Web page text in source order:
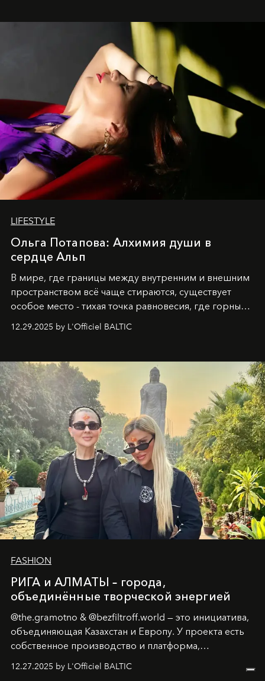
LIFESTYLE
Ольга Потапова: Алхимия души в
сердце Альп
В мире, где границы между внутренним и внешним
пространством всё чаще стираются, существует
особое место - тихая точка равновесия, где горные
вершины Швейцарии встречаются с бездонными
глубинами человеческой души. Здесь, на стыке
Ольга Потапова - женщина, чей путь от поиска
истины превратился в искусство превращения
человеческих кризисов в возможности для
возрождения.
12.29.2025 by L'Officiel BALTIC
FASHION
РИГА и АЛМАТЫ – города,
объединённые творческой энергией
@the.gramotno & @bezfiltroff.world — это инициатива,
объединяющая Казахстан и Европу. У проекта есть
собственное производство и платформа,
предоставляющая возможности, поддержку и
решения для дизайнеров и молодых брендов.
12.27.2025 by L'Officiel BALTIC